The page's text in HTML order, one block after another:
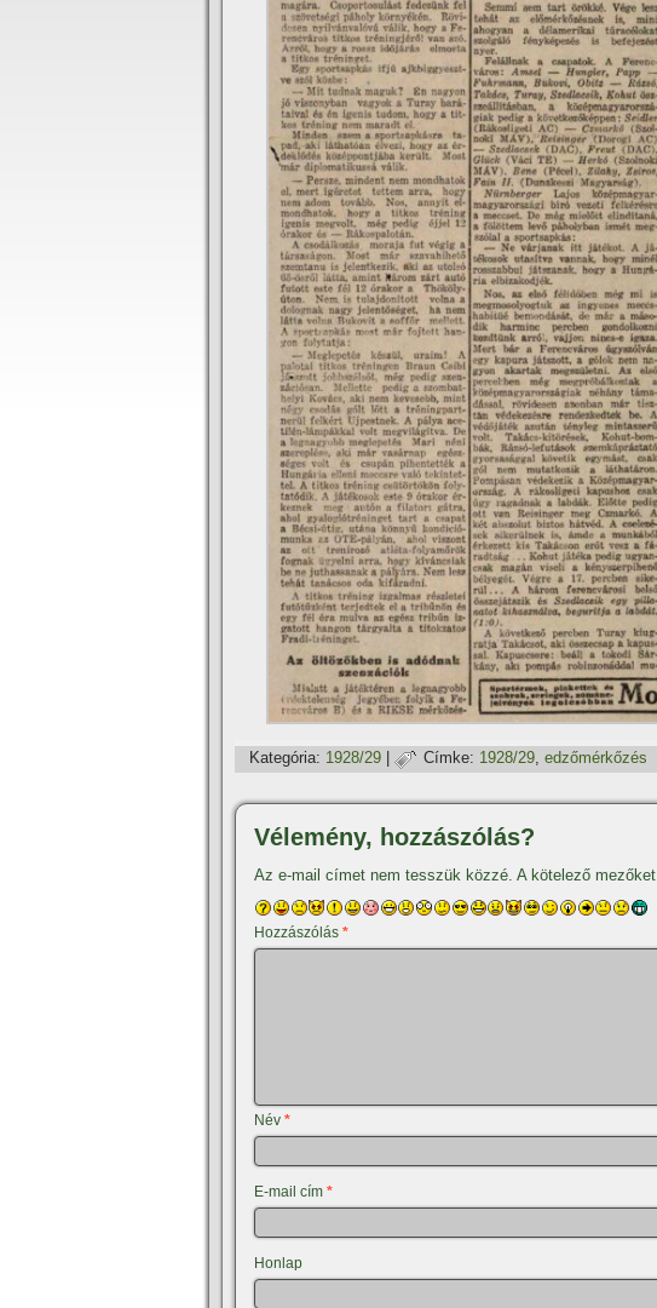
Kategória: 1928/29 Címke: 1928/29, edzőmérkőzés
Vélemény, hozzászólás?
Az e-mail címet nem tesszük közzé. A kötelező mezőket
Hozzászólás *
Név *
E-mail cím *
Honlap